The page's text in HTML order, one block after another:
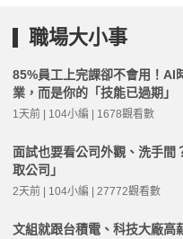
職場大小事
85%員工上完課卻不會用！AI
業，而是你的「技能已過期」
1天前 | 104小編 | 1678觀看數
面試也要看公司外觀、洗手間
取公司」
2天前 | 104小編 | 27772觀看數
文組就跟台積電、科技大廠高